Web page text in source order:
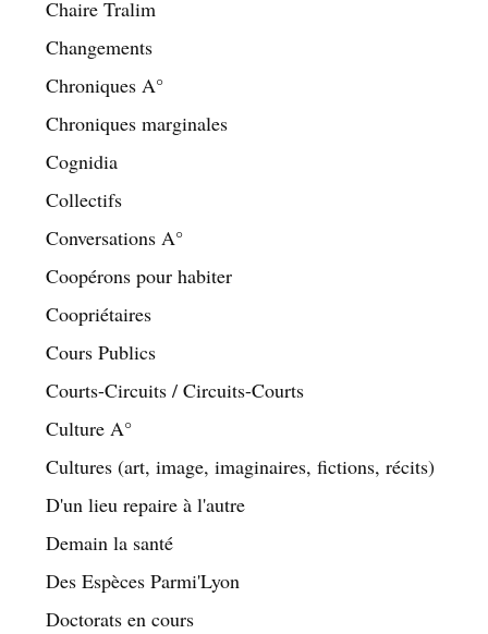
Chaire Tralim
Changements
Chroniques A°
Chroniques marginales
Cognidia
Collectifs
Conversations A°
Coopérons pour habiter
Coopriétaires
Cours Publics
Courts-Circuits / Circuits-Courts
Culture A°
Cultures (art, image, imaginaires, fictions, récits)
D'un lieu repaire à l'autre
Demain la santé
Des Espèces Parmi'Lyon
Doctorats en cours